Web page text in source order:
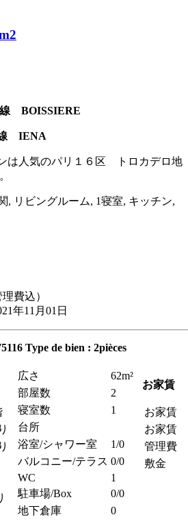
BOISSIERE
IENA
は人気のパリ１６区 トロカデロ地
, リビングルーム, 1寝室, キッチン,
費込）
年11月01日
Type de bien : 2pièces
広さ
62m²
部屋数
2
寝室数
1
台所
浴室/シャワー室
1/0
バルコニー/テラス 0/0
WC
1
駐車場/Box
0/0
地下倉庫
0
お家賃
お家賃
お家賃
管理費
敷金